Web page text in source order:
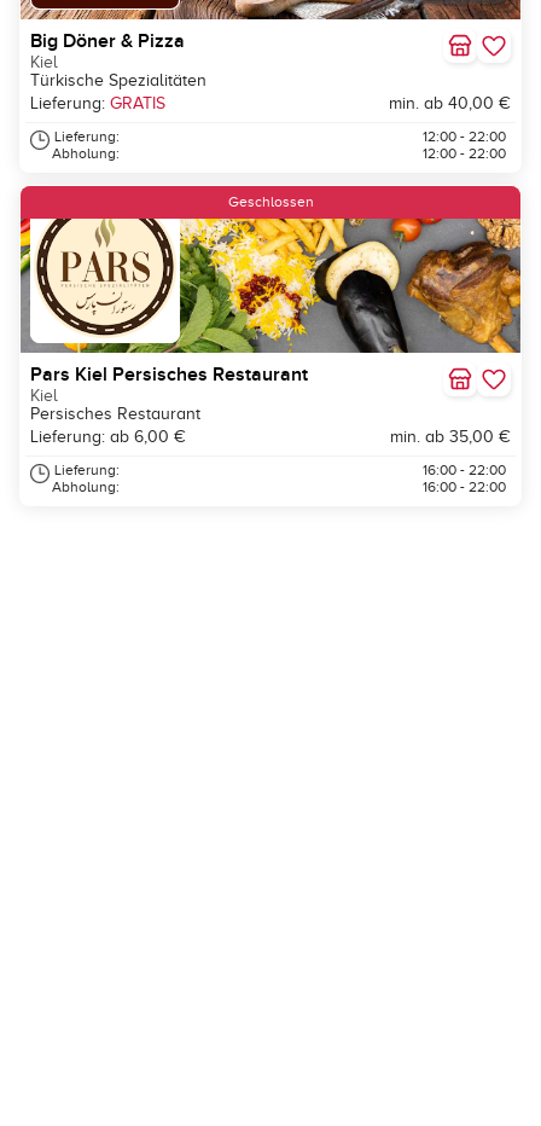
Big Döner & Pizza
Kiel
Türkische Spezialitäten
Lieferung: GRATIS min. ab 40,00 €
Lieferung:
Abholung:
12:00 - 22:00
12:00 - 22:00
Geschlossen
Pars Kiel Persisches Restaurant
Kiel
Persisches Restaurant
Lieferung: ab 6,00 €
min. ab 35,00 €
Lieferung:
Abholung:
16:00 - 22:00
16:00 - 22:00